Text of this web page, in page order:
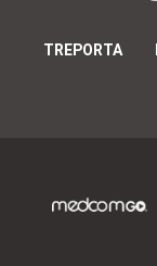
TREPORTA